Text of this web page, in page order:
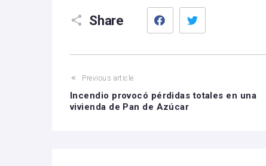
Share
Facebook
Previous article
Incendio provocó pérdidas totales en una
vivienda de Pan de Azúcar